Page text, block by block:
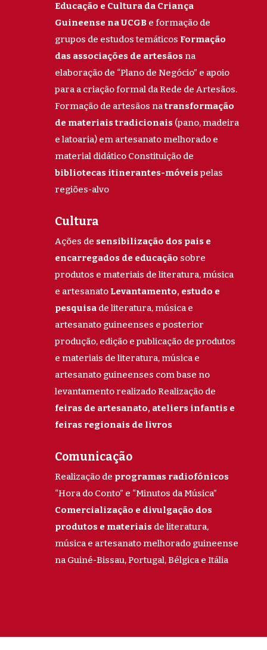
Educação e Cultura da Criança
Guineense na UCGBe formação de
grupos de estudos temáticos Formação
das associações de artesãosna
elaboração de “Plano de Negócio” e apoio
para a criação formal da Rede de Artesãos.
Formação de artesãos natransformação
de materiais tradicionais(pano, madeira
e latoaria) em artesanato melhorado e
material didático Constituição de
bibliotecas itinerantes-móveispelas
regiões-alvo
Cultura
Ações de sensibilização dos pais e
encarregados de educação sobre
produtos e materiais de literatura, música
e artesanato Levantamento, estudo e
pesquisade literatura, música e
artesanato guineenses e posterior
produção, edição e publicação de produtos
e materiais de literatura, música e
artesanato guineenses com base no
levantamento realizado Realização de
feiras de artesanato, ateliers infantis e
feiras regionais de livros
Comunicação
Realização de programas radiofónicos
“Hora do Conto” e “Minutos da Música”
Comercialização e divulgação dos
produtos e materiaisde literatura,
música e artesanato melhorado guineense
na Guiné-Bissau, Portugal, Bélgica e Itália